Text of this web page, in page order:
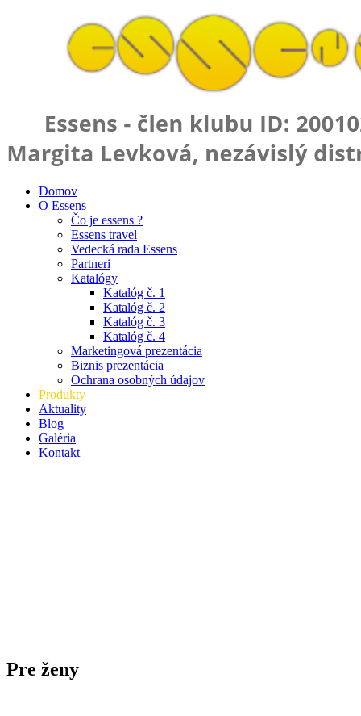
Domov
O Essens
Čo je essens ?
Essens travel
Vedecká rada Essens
Partneri
Katalógy
Katalóg č. 1
Katalóg č. 2
Katalóg č. 3
Katalóg č. 4
Marketingová prezentácia
Biznis prezentácia
Ochrana osobných údajov
Produkty
Aktuality
Blog
Galéria
Kontakt
Pre ženy